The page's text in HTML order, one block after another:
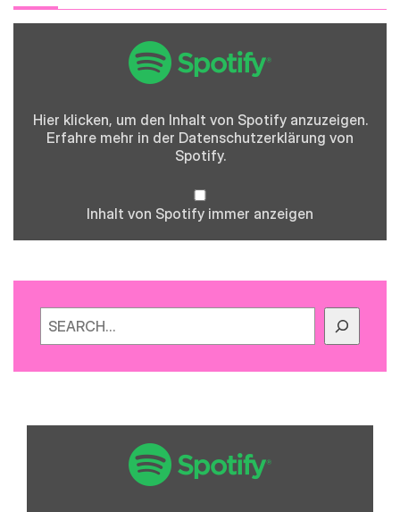
Hier klicken, um den Inhalt von Spotify anzuzeigen.
Erfahre mehr in der Datenschutzerklärung von
Spotify.
Inhalt von Spotify immer anzeigen